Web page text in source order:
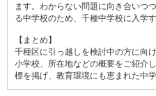
ます。わからない問題に向き合いつ
る中学校のため、千種中学校に入学
【まとめ】
千種区に引っ越しを検討中の方に向
小学校、所在地などの概要をご紹介
標を掲げ、教育環境にも恵まれた中学